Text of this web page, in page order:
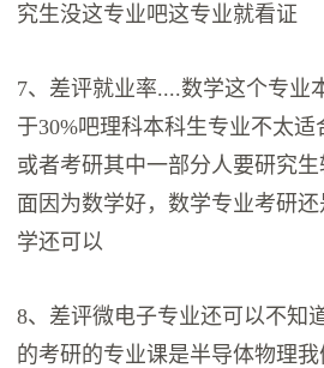
究生没这专业吧这专业就看证
7、差评就业率....数学这个专业
于30%吧理科本科生专业不太
或者考研其中一部分人要研究
面因为数学好，数学专业考研
学还可以
8、差评微电子专业还可以不知
的考研的专业课是半导体物理